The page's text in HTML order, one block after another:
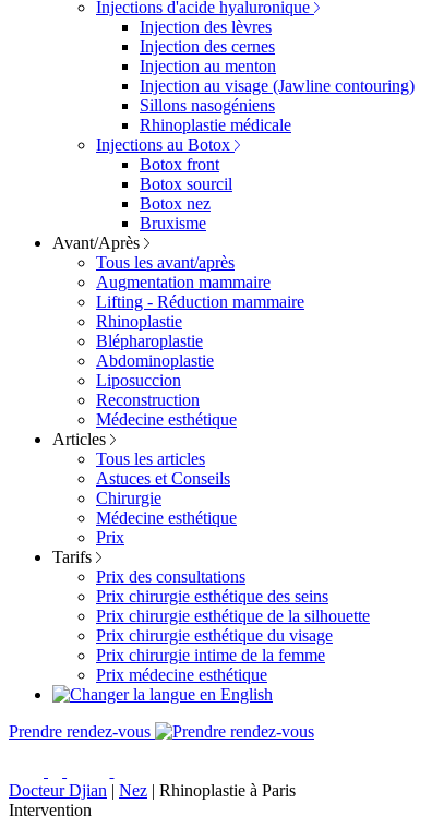
Injections d'acide hyaluronique
Injection des lèvres
Injection des cernes
Injection au menton
Injection au visage (Jawline contouring)
Sillons nasogéniens
Rhinoplastie médicale
Injections au Botox
Botox front
Botox sourcil
Botox nez
Bruxisme
Avant/Après
Tous les avant/après
Augmentation mammaire
Lifting - Réduction mammaire
Rhinoplastie
Blépharoplastie
Abdominoplastie
Liposuccion
Reconstruction
Médecine esthétique
Articles
Tous les articles
Astuces et Conseils
Chirurgie
Médecine esthétique
Prix
Tarifs
Prix des consultations
Prix chirurgie esthétique des seins
Prix chirurgie esthétique de la silhouette
Prix chirurgie esthétique du visage
Prix chirurgie intime de la femme
Prix médecine esthétique
Prendre rendez-vous
Docteur Djian | Nez | Rhinoplastie à Paris
Intervention